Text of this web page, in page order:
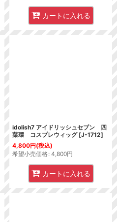
カートに入れる
idolish7 アイドリッシュセブン 四
葉環 コスプレウィッグ [J-1712]
4,800円(税込)
希望小売価格: 4,800円
カートに入れる